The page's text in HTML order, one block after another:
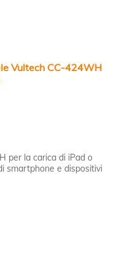
Vultech CC-424WH
per la carica di iPad o
smartphone e dispositivi